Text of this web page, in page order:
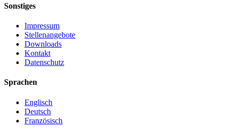
Sonstiges
Impressum
Stellenangebote
Downloads
Kontakt
Datenschutz
Sprachen
Englisch
Deutsch
Französisch